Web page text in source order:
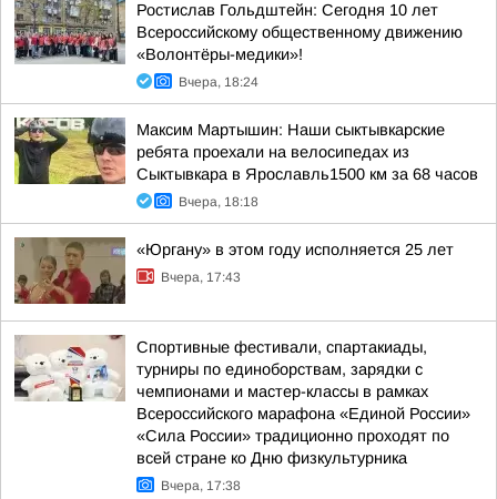
Ростислав Гольдштейн: Сегодня 10 лет
Всероссийскому общественному движению
«Волонтёры-медики»!
Вчера, 18:24
Максим Мартышин: Наши сыктывкарские
ребята проехали на велосипедах из
Сыктывкара в Ярославль1500 км за 68 часов
Вчера, 18:18
«Юргану» в этом году исполняется 25 лет
Вчера, 17:43
Спортивные фестивали, спартакиады,
турниры по единоборствам, зарядки с
чемпионами и мастер-классы в рамках
Всероссийского марафона «Единой России»
«Сила России» традиционно проходят по
всей стране ко Дню физкультурника
Вчера, 17:38